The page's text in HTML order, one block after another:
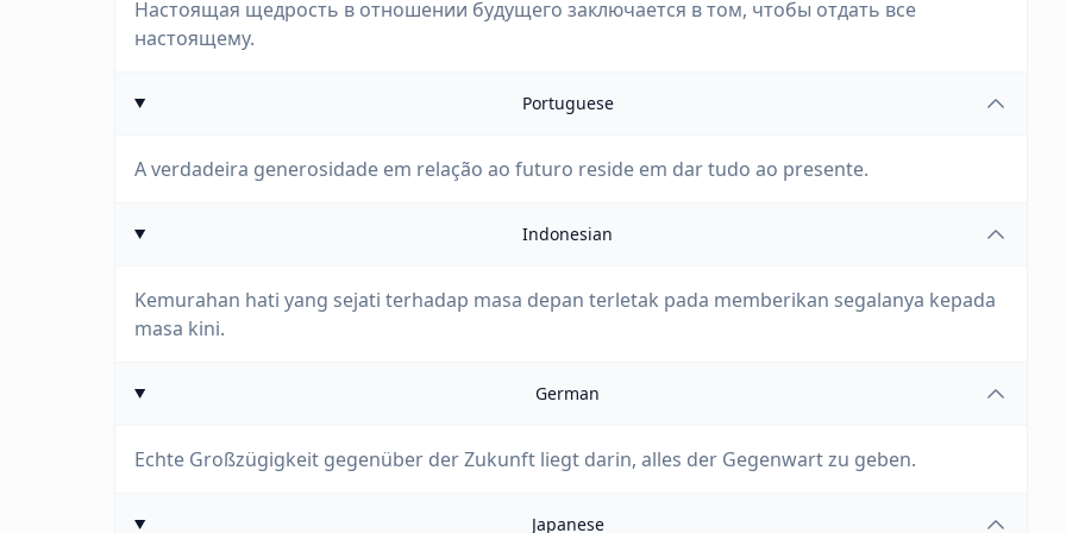
Настоящая щедрость в отношении будущего заключается в том, чтобы отдать все
настоящему.
Portuguese
A verdadeira generosidade em relação ao futuro reside em dar tudo ao presente.
Indonesian
Kemurahan hati yang sejati terhadap masa depan terletak pada memberikan segalanya kepada
masa kini.
German
Echte Großzügigkeit gegenüber der Zukunft liegt darin, alles der Gegenwart zu geben.
Japanese